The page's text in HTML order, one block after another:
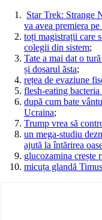
Star Trek: Strange
va avea premiera
toți magistrații care
colegii din sistem;
Tate a mai dat o
și dosarul ăsta;
rețea de evaziune
flesh-eating
după cum bate
Ucraina;
Trump vrea să
un mega-studiu
ajută la întărirea
glucozamina crește
micuța glandă